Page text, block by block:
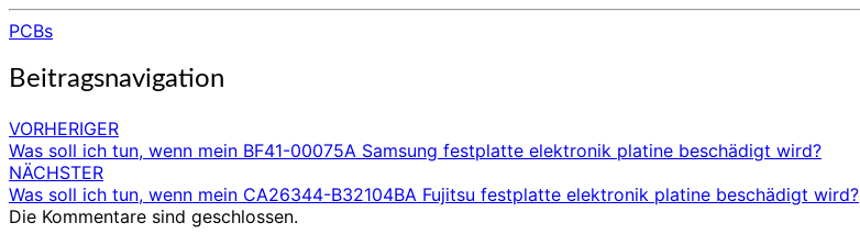
PCBs
Beitragsnavigation
VORHERIGER
Was soll ich tun, wenn mein BF41-00075A Samsung festplatte elektronik platine beschädigt wird?
NÄCHSTER
Was soll ich tun, wenn mein CA26344-B32104BA Fujitsu festplatte elektronik platine beschädigt wird?
Die Kommentare sind geschlossen.